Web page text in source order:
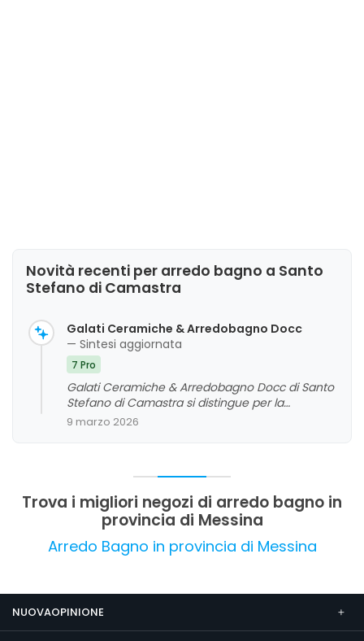
Novità recenti per arredo bagno a Santo
Stefano di Camastra
Galati Ceramiche & Arredobagno Docc
— Sintesi aggiornata
7 Pro
Galati Ceramiche & Arredobagno Docc di Santo
Stefano di Camastra si distingue per la
disponibilità e la competenza del personale, che
contribuendo a un giudizio complessivo molto
positivo. Non emergono criticità significative nei
feedback analizzati.
9 marzo 2026
Trova i migliori negozi di arredo bagno in
provincia di Messina
Arredo Bagno in provincia di Messina
NUOVAOPINIONE